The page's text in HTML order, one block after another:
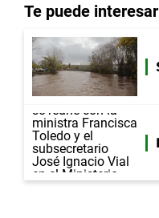
Te puede interesar